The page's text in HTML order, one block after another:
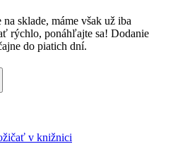
sklade, máme však už iba
rýchlo, ponáhľajte sa! Dodanie
do piatich dní.
v knižnici